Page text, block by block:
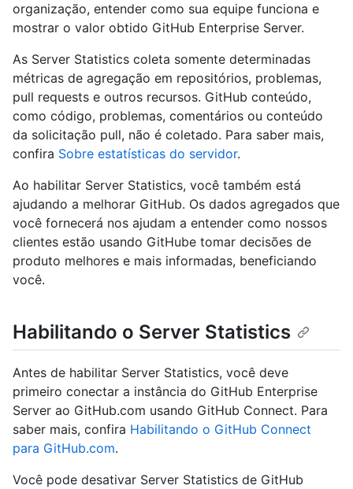
organização, entender como sua equipe funciona e
mostrar o valor obtido GitHub Enterprise Server.
As Server Statistics coleta somente determinadas
métricas de agregação em repositórios, problemas,
pull requests e outros recursos. GitHub conteúdo,
como código, problemas, comentários ou conteúdo
da solicitação pull, não é coletado. Para saber mais,
confira Sobre estatísticas do servidor.
Ao habilitar Server Statistics, você também está
ajudando a melhorar GitHub. Os dados agregados que
você fornecerá nos ajudam a entender como nossos
clientes estão usando GitHube tomar decisões de
produto melhores e mais informadas, beneficiando
você.
Habilitando o Server Statistics
Antes de habilitar Server Statistics, você deve
primeiro conectar a instância do GitHub Enterprise
Server ao GitHub.com usando GitHub Connect. Para
saber mais, confira Habilitando o GitHub Connect
para GitHub.com.
Você pode desativar Server Statistics de GitHub